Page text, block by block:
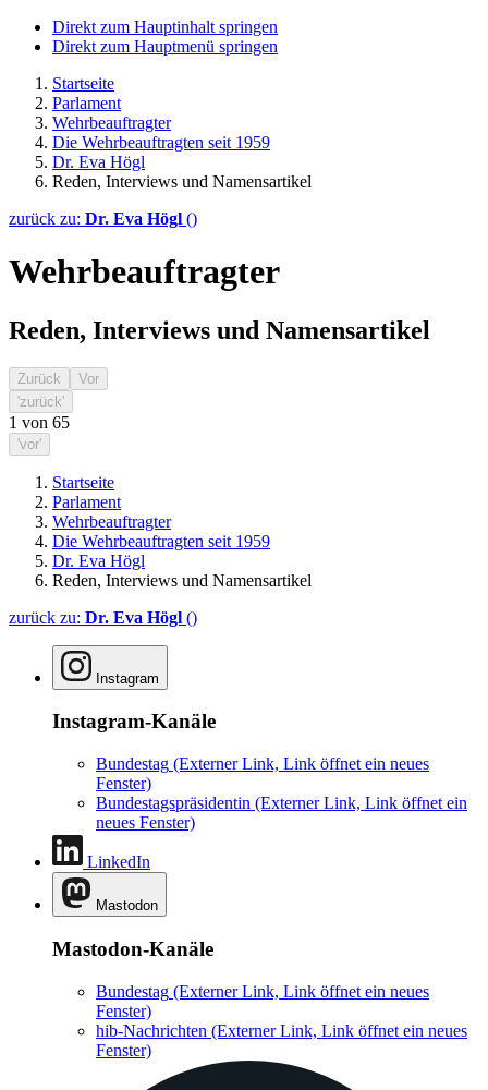
Direkt zum Hauptinhalt springen
Direkt zum Hauptmenü springen
Startseite
Parlament
Wehrbeauftragter
Die Wehrbeauftragten seit 1959
Dr. Eva Högl
Reden, Interviews und Namensartikel
zurück zu: Dr. Eva Högl ()
Wehrbeauftragter
Reden, Interviews und Namensartikel
Zurück
Vor
'zurück'
1 von 65
'vor'
Startseite
Parlament
Wehrbeauftragter
Die Wehrbeauftragten seit 1959
Dr. Eva Högl
Reden, Interviews und Namensartikel
zurück zu: Dr. Eva Högl ()
Instagram
Instagram-Kanäle
Bundestag (Externer Link, Link öffnet ein neues
Fenster)
Bundestagspräsidentin (Externer Link, Link öffnet ein
neues Fenster)
LinkedIn
Mastodon
Mastodon-Kanäle
Bundestag (Externer Link, Link öffnet ein neues
Fenster)
hib-Nachrichten (Externer Link, Link öffnet ein neues
Fenster)